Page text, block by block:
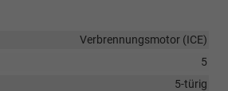
Verbrennungsmotor (ICE)
5
5-türig